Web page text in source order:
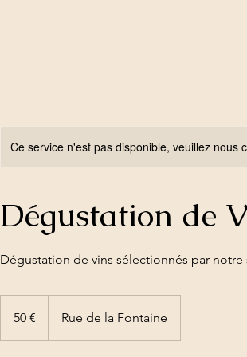
Ce service n'est pas disponible, veuillez nous
Dégustation de
Dégustation de vins sélectionnés par
50 € Rue de la Fontaine